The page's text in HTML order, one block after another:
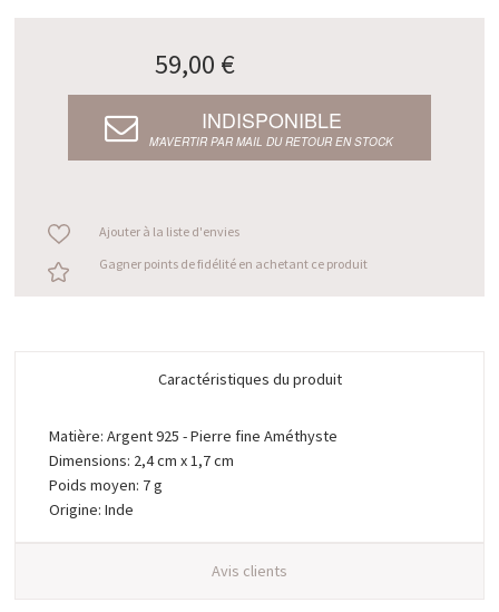
59,00 €
INDISPONIBLE
M’AVERTIR PAR MAIL DU RETOUR EN STOCK
Ajouter à la liste d'envies
Gagner points de fidélité en achetant ce produit
Caractéristiques du produit
Matière: Argent 925 - Pierre fine Améthyste
Dimensions: 2,4 cm x 1,7 cm
Poids moyen: 7 g
Origine: Inde
Avis clients